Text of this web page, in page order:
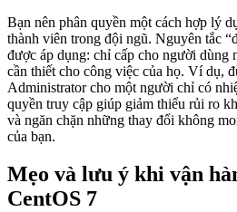
Bạn nên phân quyền một cách hợp lý
thành viên trong đội ngũ. Nguyên tắc
được áp dụng: chỉ cấp cho người dùng
cần thiết cho công việc của họ. Ví dụ,
Administrator cho một người chỉ có
quyền truy cập giúp giảm thiểu rủi ro
và ngăn chặn những thay đổi không
của bạn.
Mẹo và lưu ý khi vận
CentOS 7